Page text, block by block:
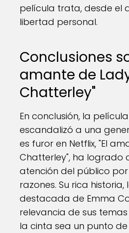
película trata, desde el
libertad personal.
Conclusiones
amante de
Chatterley"
En conclusión, la
escandalizó a una
es furor en Netflix, "El
Chatterley", ha logrado
atención del público
razones. Su rica
destacada de Emma
relevancia de sus
la cinta sea un punto